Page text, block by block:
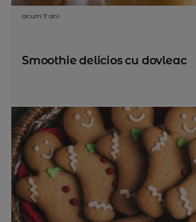
acum 7 ani
Smoothie delicios cu dovleac